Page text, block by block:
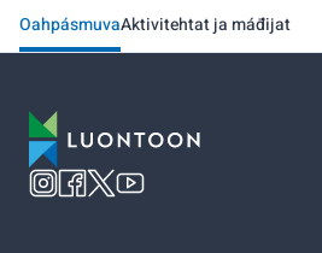
OahpásmuvaAktivitehtat ja máđijat